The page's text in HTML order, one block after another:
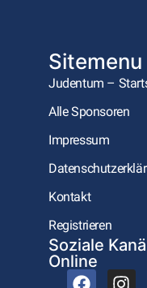
Sitemenu
Judentum –
Alle Sponsoren
Impressum
Kontakt
Registrieren
Soziale
Online